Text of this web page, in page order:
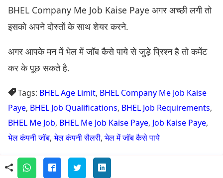
BHEL Company Me Job Kaise Paye अगर अच्छी लगी तो
इसको अपने दोस्तों के साथ शेयर करने.
अगर आपके मन में भेल में जॉब कैसे पाये से जुड़े प्रिश्न है तो कमेंट
कर के पूछ सकते है.
Tags: BHEL Age Limit, BHEL Company Me Job Kaise
Paye, BHEL Job Qualifications, BHEL Job Requirements,
BHEL Me Job, BHEL Me Job Kaise Paye, Job Kaise Paye,
भेल कंपनी जॉब, भेल कंपनी सैलरी, भेल में जॉब कैसे पाये